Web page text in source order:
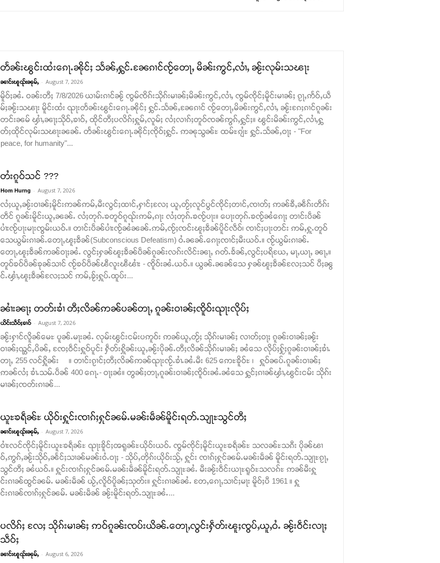
တႅၼ်းၽွင်းထႆးၵေႃႉၼိုင်ႈ သႅၼ်ႇႁွင်ႉၼႄၵၢင်ၸႂ်တေႃႇ မိၼ်းဢွင်ႇလၢႆႇ ၼႂ်းလုမ်းသၽႃး
ၼၢင်းၽူၺ်းၼုမ်ႇ - August 7, 2026
မိူဝ်ႈၼႆႉ ဝၼ်းတီႈ 7/8/2026 ယၢမ်းၵၢင်ၼႂ် ၸွမ်ၸိၵ်းသိုၵ်းမၢၼ်ႈမိၼ်းဢွင်ႇလၢႆႇ ၸွမ်ၸိုင်ႈမိူင်းမၢၼ်ႈ ၵႂႃႇဢႅဝ်ႇယဵ
မ်ႈၼႂ်းသၽႃး မိူင်းထႆး ၺႃးတႅၼ်းၽွင်းၵေႃႉၼိုင်ႈ ႁွင်ႉသႅၼ်ႇၼႄၵၢင် ၸႂ်တေႃႇမိၼ်းဢွင်ႇလၢႆႇ ၼႂ်းၵႄႈၵၢင်ၵူၼ်း
တင်းၼမ် ၾၢႆႇၼႃႈသိုဝ်ႇၶၢဝ်ႇ ထိုင်တီႈပလိၵ်ႈႁူမ်ႇလူမ်ႈ လႆႈလၢၵ်ႈတူဝ်ၸၼ်ဢွၵ်ႇႁွင်ႈ။ ၽွင်းမိၼ်းဢွင်ႇလၢႆႇႁွ
တ်ႈထိုင်လုမ်းသၽႃးၼၼ်ႉ တႅၼ်းၽွင်းၵေႃႉၼိုင်ႈၸိုဝ်ႈႁွင်ႉ ဢၼုသွၼ်ႊ ထမ်ႊၵျႆႊ ႁွင်ႉသႅၼ်ႇဝႃႈ - "For
peace, for humanity"...
တႆးၵူဝ်သင် ???
Hom Hurng - August 7, 2026
လႆႈယူႇၼႂ်းဝၢၼ်ႈမိူင်းဢၼ်ဢမ်ႇမီးလွင်ႈထၢင်ႇႁၢင်ႈလႄႈ ယူႇတႂ်ႈလူင်ပွင်ၸိုင်ႈတၢင်ႇၸၢတ်ႈ ဢၼ်ၶီႇၼဵၵ်းတဵၵ်း
တဵင် ၵူၼ်းမိူင်းယူႇၼၼ်ႉ လႆႈတုၵ်ႉၶတူဝ်ၵူၺ်းဢမ်ႇၵႃး လႆႈတုၵ်ႉၶၸႂ်ပႃး။ ပေႃးတုၵ်ႉၶၸႂ်ၼႆၵေႃႈ တၢင်းပဵၼ်
ပၢႆးၸႂ်ပႃးမႃးၸွမ်းယဝ်ႉ။ တၢင်းပဵၼ်ပၢႆးၸႂ်ၼႆၼၼ်ႉဢမ်ႇၸႂ်ႈၸင်းၽူႈၶဵၼ်ပိူင်လဵဝ်၊ ၸၢင်ႈပႃးတင်း ဢမ်ႇႁူႉတူဝ်
သေယွမ်းၵၢၼ်ႉတေႃႇၽူႈၶဵၼ်(Subconscious Defeatism) ဝႆႉၼၼ်ႉၵေႃႈၸၢင်ႈမီးယဝ်ႉ။ ၸႂ်ယွမ်းၵၢၼ်ႉ
တေႃႇၽူႈၶဵၼ်ဢၼ်ဝႃႈၼႆႉ လွင်ႈႁၼ်ၽူႈၶဵၼ်ပဵၼ်ၵူၼ်းလၵ်းလိင်းၼႃႇ ၵတ်ႉၶႅၼ်ႇလွင်ႈပရိယႄႇ မႃႇယႃႇ ၼႃႇ။
တူဝ်ၶဝ်ပဵၼ်ၶုၼ်သၢင် ၸႂ်ၶဝ်ပဵၼ်ၽီလူးၽီၽၢႆး - ၸိူဝ်းၼႆႉယဝ်ႉ။ ယွၼ်ႉၼၼ်သေ ႁၼ်ၽူႈၶဵၼ်လႄႈသင် ပီႈၼွ
င်ႉၾၢႆႇၽူႈၶဵၼ်လႄႈသင် ဢမ်ႇၶႂ်ႈႁူပ်ႉထူပ်း...
ၼၢႆးၼႃႈ တတ်းၶၢႆ တီႈလိၼ်ဢၼ်ပၼ်တႃႇ ၵူၼ်းဝၢၼ်ႈၸိူဝ်းၺႃးလိုပ်ႈ
ယိင်းသဵဝ်ႈၶၢဝ် - August 7, 2026
ၼႂ်းႁၢင်လိူၼ်မေႊ ပူၼ်ႉမႃးၼႆႉ လုမ်းၽွင်းငမ်းပဢူဝ်း ဢၼ်ယူႇတႂ်ႈ သိုၵ်းမၢၼ်ႈ လၢတ်ႈဝႃႈ ၵူၼ်းဝၢၼ်ႈၼႂ်း
ဝၢၼ်ႈၺွင်ႇပိၼ်ႇ ၸႄႈဝဵင်းႁူဝ်ပူင်း ႁဵတ်းႁိူၼ်းယူႇၼႂ်းပိုၼ်ႉတီႈလိၼ်သိုၵ်းမၢၼ်ႈ ၼႆသေ လိုပ်ႈႁႂ်ႈၵူၼ်းဝၢၼ်ႈၶၢႆႉ
တႃႇ 255 လင်ႁိူၼ်း ။ တၢင်းၵႂၢင်ႈတီႈလိၼ်ဢၼ်ၺႃးၸႂ်ႉၶၢႆႉၼႆႉမီး 625 ဢေႊၶိူဝ်ႊ ၊ ႁူဝ်ၼပ်ႉၵူၼ်းဝၢၼ်ႈ
ဢၼ်လႆႈ ၶၢႆႉသမ်ႉပဵၼ် 400 ၵေႃႉ- ဝႃႈၼႆ။ တွၼ်ႈတႃႇၵူၼ်းဝၢၼ်ႈၸိူဝ်းၼႆႉၼႆသေ ႁွင်ႈၵၢၼ်ၾၢႆႇၽွင်းငမ်း သိုၵ်း
မၢၼ်ႈၸတ်းၵၢၼ်...
ယူႊၶရဵၼ်ႊ ယိုဝ်းႁူင်းၸၢၵ်ႈႁုင်ၼမ်ႉမၼ်းမဵၼ်မိူင်းရတ်ႉသျႃႊသွင်တီႈ
ၼၢင်းၽူၺ်းၼုမ်ႇ - August 7, 2026
ဝၢႆးလင်ၸိုင်ႈမိူင်းယူႊၶရဵၼ်ႊ ၺႃးၶိူင်ႈၻရူၼ်ႊယိုဝ်းယဝ်ႉ ၸွမ်ၸိုင်ႈမိူင်းယူႊၶရဵၼ်ႊ သလၼ်ႊသၵီး ပိုၼ်ၽၢ
ဝ်ႇဢွၵ်ႇၼႂ်းသိုဝ်ႇၼႅင်ႈသၢၼ်မၼ်းဝႆႉဝႃႈ - သိုပ်ႇတိုၵ်းယိုဝ်းသႂ်ႇ ႁူင်း ၸၢၵ်ႈႁုင်ၼမ်ႉမၼ်းမဵၼ် မိူင်းရတ်ႉသျႃႊၵႂႃႇ
သွင်တီႈ ၼႆယဝ်ႉ။ ႁူင်းၸၢၵ်ႈႁုင်ၼမ်ႉမၼ်းမဵၼ်မိူင်းရတ်ႉသျႃႊၼႆႉ မီးၼႂ်းဝဵင်းယႃႊရူဝ်ႊသလၵ်ႊ ဢၼ်မီးႁူ
င်းၵၢၼ်ထွင်ၼမ်ႉ မၼ်းမဵၼ် ယႂ်ႇလိူဝ်ပိူၼ်ႈသုတ်း။ ႁူင်းၵၢၼ်ၼႆႉ တႄႇၵေႃႇသၢင်ႈမႃး မိူဝ်ႈပီ 1961 ။ ႁူ
င်းၵၢၼ်ၸၢၵ်ႈႁုင်ၼမ်ႉ မၼ်းမဵၼ် ၼႂ်းမိူင်းရတ်ႉသျႃႊၼႆႉ...
ပလိၵ်ႈ လႄႈ သိုၵ်းမၢၼ်ႈ ဢဝ်ၵူၼ်းၸပ်းယိၼ်ႉတေႃႇလွင်းႁဵတ်းၽူႈၸွပ်ႇယူႇဝႆႉ ၼႂ်းဝဵင်းလႃႈ
သဵဝ်ႈ
ၼၢင်းၽူၺ်းၼုမ်ႇ - August 6, 2026